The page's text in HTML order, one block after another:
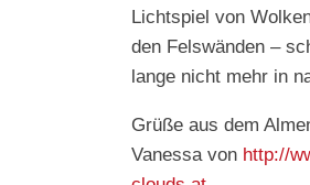
Lichtspiel von
den Felswänden –
lange nicht mehr in
Grüße aus dem
Vanessa von http://